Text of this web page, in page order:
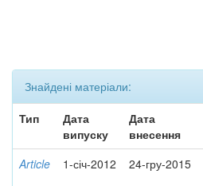
Знайдені матеріали:
Тип
Дата
випуску
Дата
внесення
Article 1-січ-2012 24-гру-2015